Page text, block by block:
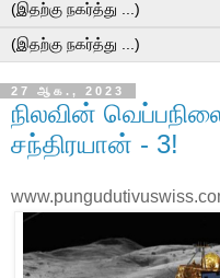
27 ஆக., 2023
நிலவின்
சந்திரயான் - 3!